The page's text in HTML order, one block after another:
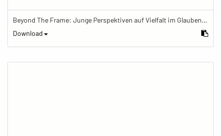
Beyond The Frame: Junge Perspektiven auf Vielfalt im Glauben - Frau mit Gebetskette arbeitet am Computer
Download